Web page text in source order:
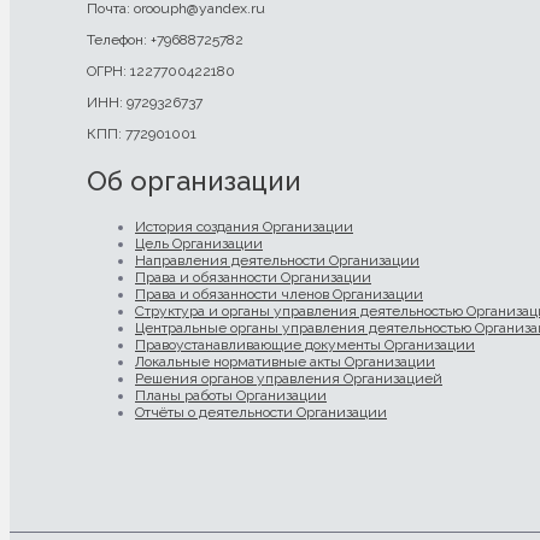
Почта: oroouph@yandex.ru
Телефон: +79688725782
ОГРН: 1227700422180
ИНН: 9729326737
КПП: 772901001
Об организации
История создания Организации
Цель Организации
Направления деятельности Организации
Права и обязанности Организации
Права и обязанности членов Организации
Структура и органы управления деятельностью
Центральные органы управления деятельностью
Правоустанавливающие документы Организации
Локальные нормативные акты Организации
Решения органов управления Организацией
Планы работы Организации
Отчёты о деятельности Организации